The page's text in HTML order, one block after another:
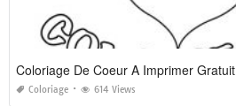
Coloriage De Coeur A Imprimer Gratuit
Coloriage 614 Views